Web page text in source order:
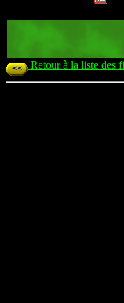
Retour à la liste des